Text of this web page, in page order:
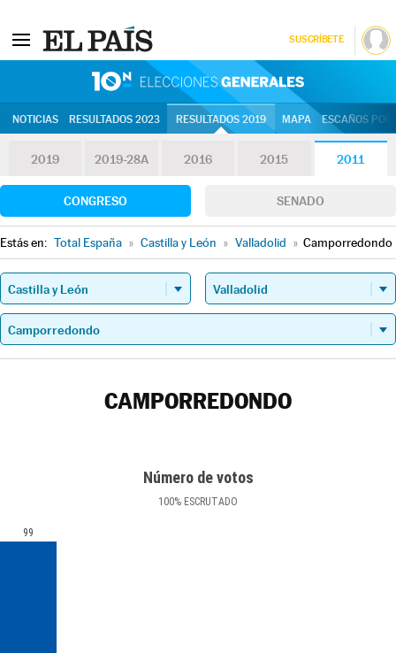
SUSCRÍBETE
NOTICIAS RESULTADOS 2023 RESULTADOS 2019 MAPA ESCAÑOS
2019 2019-28A 2016 2015 2011
CONGRESO SENADO
Estás en: Total España » Castilla y León » Valladolid » Camporredondo
CAMPORREDONDO
Número de votos
100% ESCRUTADO
99